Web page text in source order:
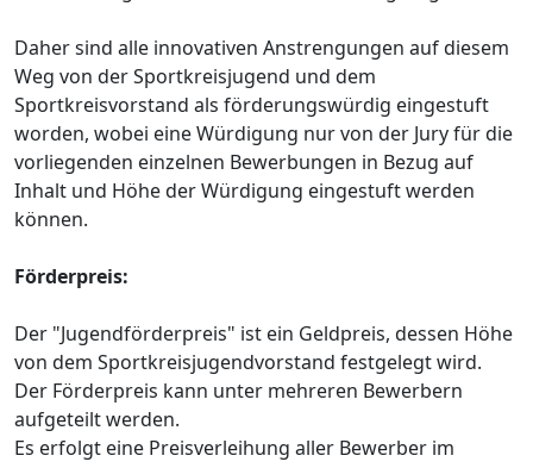
Daher sind alle innovativen Anstrengungen auf diesem
Weg von der Sportkreisjugend und dem
Sportkreisvorstand als förderungswürdig eingestuft
worden, wobei eine Würdigung nur von der Jury für die
vorliegenden einzelnen Bewerbungen in Bezug auf
Inhalt und Höhe der Würdigung eingestuft werden
können.
Förderpreis:
Der "Jugendförderpreis" ist ein Geldpreis, dessen Höhe
von dem Sportkreisjugendvorstand festgelegt wird.
Der Förderpreis kann unter mehreren Bewerbern
aufgeteilt werden.
Es erfolgt eine Preisverleihung aller Bewerber im